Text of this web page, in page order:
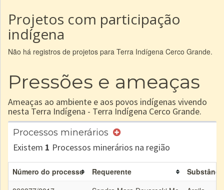
Projetos com participação
indígena
Não há registros de projetos para Terra Indígena Cerco Grande.
Pressões e ameaças
Ameaças ao ambiente e aos povos indígenas vivendo
nesta Terra Indígena - Terra Indígena Cerco Grande.
Processos minerários
Existem 1 Processos minerários na região
Número do processo Requerente